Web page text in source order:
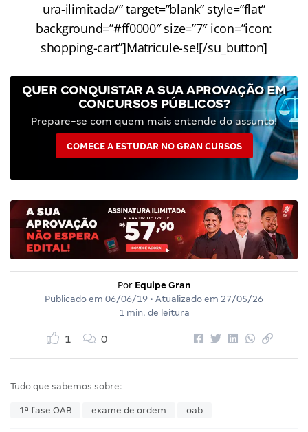
ura-ilimitada/” target=”blank” style=”flat”
background=”#ff0000″ size=”7″ icon=”icon:
shopping-cart”]Matricule-se![/su_button]
QUER CONQUISTAR A SUA APROVAÇÃO EM
CONCURSOS PÚBLICOS?
Prepare-se com quem mais entende do assunto!
COMECE A ESTUDAR NO GRAN CURSOS
Por Equipe Gran
Publicado em 06/06/19 • Atualizado em 27/05/26
1 min. de leitura
1 0
Tudo que sabemos sobre:
1ª fase OAB exame de ordem oab